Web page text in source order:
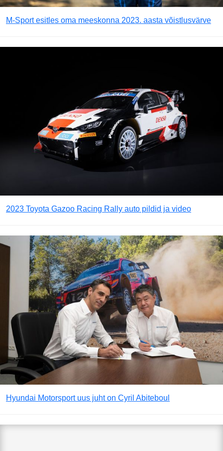
M-Sport esitles oma meeskonna 2023. aasta võistlusvärve
2023 Toyota Gazoo Racing Rally auto pildid ja video
Hyundai Motorsport uus juht on Cyril Abiteboul